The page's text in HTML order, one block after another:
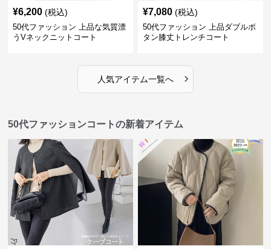
¥6,200 (税込)
50代ファッション 上品な気質漂
うVネックニットコート
¥7,080 (税込)
50代ファッション 上品ダブルボ
タン膝丈トレンチコート
人気アイテム一覧へ ›
50代ファッションコートの新着アイテム